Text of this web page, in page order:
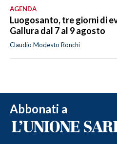
AGENDA
Luogosanto, tre giorni di
Gallura dal 7 al 9 agosto
Claudio Modesto Ronchi
Abbonati a